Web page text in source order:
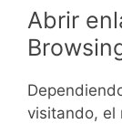
Abrir
visitando, el